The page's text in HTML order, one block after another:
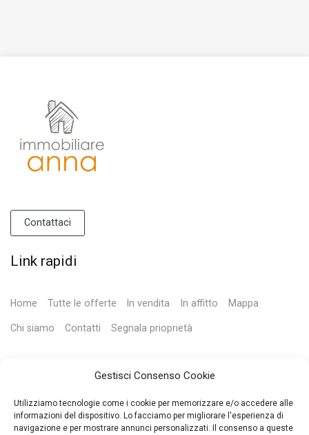
Gestisci Consenso Cookie
Utilizziamo tecnologie come i cookie per memorizzare e/o accedere alle
informazioni del dispositivo. Lo facciamo per migliorare l'esperienza di
navigazione e per mostrare annunci personalizzati. Il consenso a queste
Contattaci
Link rapidi
Home Tutte le offerte In vendita In affitto Mappa
Chi siamo Contatti Segnala prioprietà
Via Tiburtina Valeria, km111.700
67068 - Scurcola Marsicana (AQ)